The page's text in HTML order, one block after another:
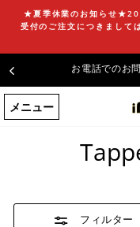
ン
ツ
に
ス
キ
★夏季休業のお知らせ
受付のご注文につきまし
お電話でのお
メニュー
ホーム
フィルター